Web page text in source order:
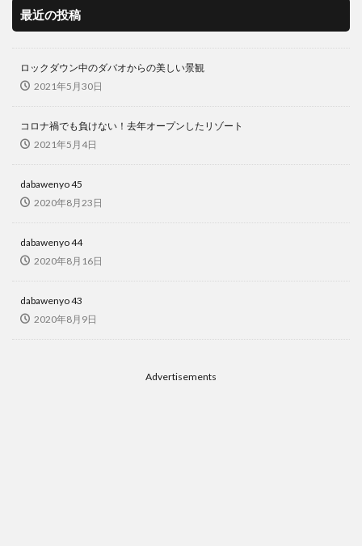
最近の投稿
ロックダウン中のダバオからの美しい景観
2021年5月30日
コロナ禍でも負けない！去年オープンしたリゾート
2021年5月4日
dabawenyo 45
2020年8月23日
dabawenyo 44
2020年8月16日
dabawenyo 43
2020年8月9日
Advertisements